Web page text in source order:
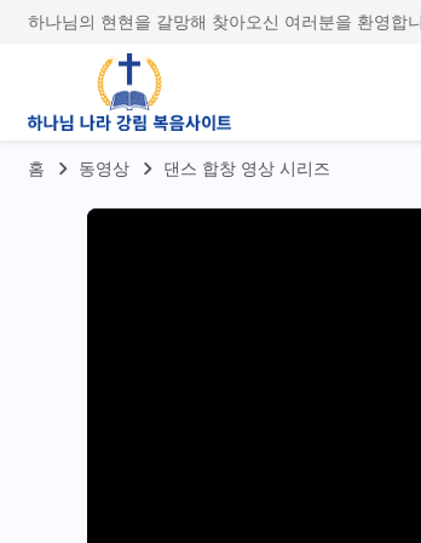
하나님의 현현을 갈망해 찾아오신 여러분을 환영합
홈 동영상 댄스 합창 영상 시리즈